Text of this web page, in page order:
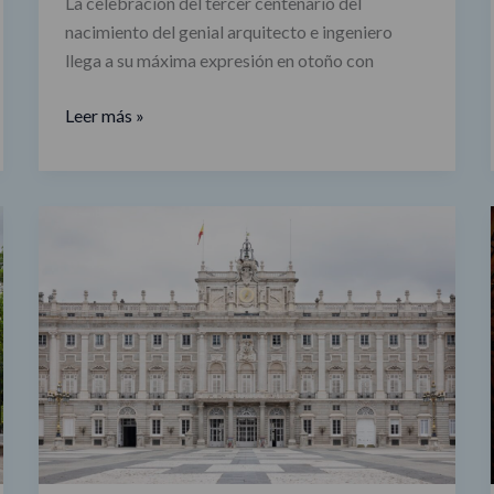
nacimiento del genial arquitecto e ingeniero
llega a su máxima expresión en otoño con
Leer más »
300
años
del
nacimiento
de
Francisco
Sabatini